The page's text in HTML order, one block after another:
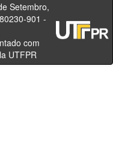
901 -
Brasil
com
UTFPR